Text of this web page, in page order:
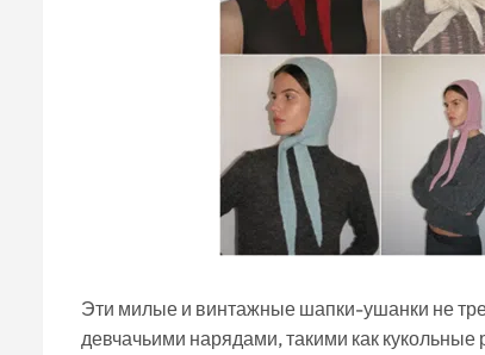
Эти милые и винтажные шапки-ушанки не
девчачьими нарядами, такими как